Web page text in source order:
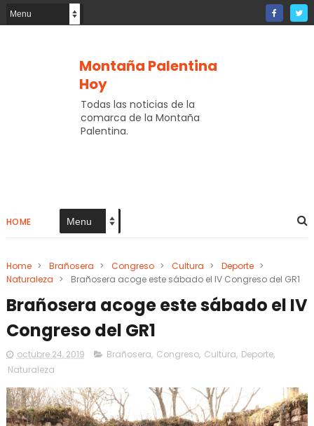
Montaña Palentina
Hoy
Todas las noticias de la
comarca de la Montaña
Palentina.
HOME
Home > Brañosera > Congreso > Cultura > Deporte >
Naturaleza > Brañosera acoge este sábado el IV Congreso del GR1
Brañosera acoge este sábado el IV
Congreso del GR1
octubre 24, 2019 Brañosera, Congreso, Cultura, Deporte,
Naturaleza